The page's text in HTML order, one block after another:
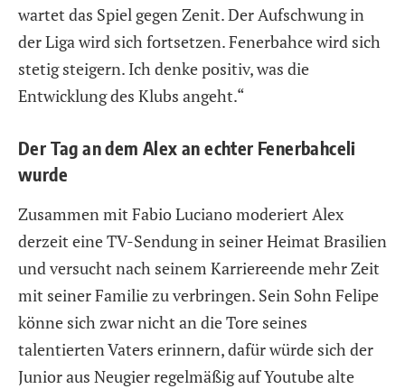
wartet das Spiel gegen Zenit. Der Aufschwung in
der Liga wird sich fortsetzen. Fenerbahce wird sich
stetig steigern. Ich denke positiv, was die
Entwicklung des Klubs angeht.“
Der Tag an dem Alex an echter Fenerbahceli
wurde
Zusammen mit Fabio Luciano moderiert Alex
derzeit eine TV-Sendung in seiner Heimat Brasilien
und versucht nach seinem Karriereende mehr Zeit
mit seiner Familie zu verbringen. Sein Sohn Felipe
könne sich zwar nicht an die Tore seines
talentierten Vaters erinnern, dafür würde sich der
Junior aus Neugier regelmäßig auf Youtube alte